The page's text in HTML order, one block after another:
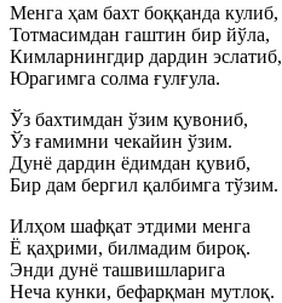
Менга ҳам бахт боққанда кулиб,
Тотмасимдан гаштин бир йўла,
Кимларнингдир дардин эслатиб,
Юрагимга солма ғулғула.
Ўз бахтимдан ўзим қувониб,
Ўз ғамимни чекайин ўзим.
Дунё дардин ёдимдан қувиб,
Бир дам бергил қалбимга тўзим.
Илҳом шафқат этдими менга
Ё қаҳрими, билмадим бироқ.
Энди дунё ташвишларига
Неча кунки, бефарқман мутлоқ.